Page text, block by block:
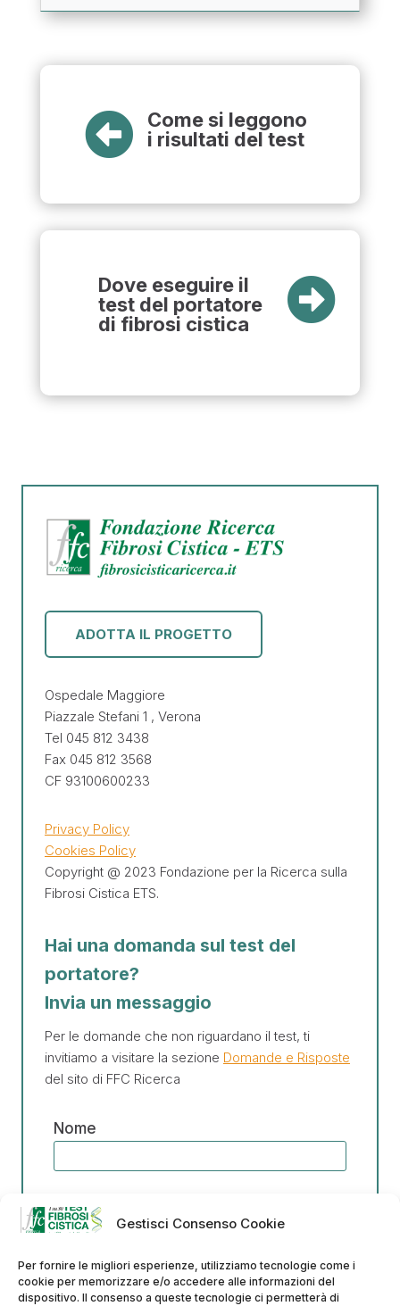
Gestisci Consenso Cookie
Per fornire le migliori esperienze, utilizziamo tecnologie come i
cookie per memorizzare e/o accedere alle informazioni del
dispositivo. Il consenso a queste tecnologie ci permetterà di

Come si leggono
i risultati del test

Dove eseguire il
test del portatore
di fibrosi cistica
ADOTTA IL PROGETTO
Ospedale Maggiore
Piazzale Stefani 1 , Verona
Tel 045 812 3438
Fax 045 812 3568
CF 93100600233
Privacy Policy
Cookies Policy
Copyright @ 2023 Fondazione per la Ricerca sulla
Fibrosi Cistica ETS.
Hai una domanda sul test del
portatore?
Invia un messaggio
Per le domande che non riguardano il test, ti
invitiamo a visitare la sezione Domande e Risposte
del sito di FFC Ricerca
Nome
Messaggio